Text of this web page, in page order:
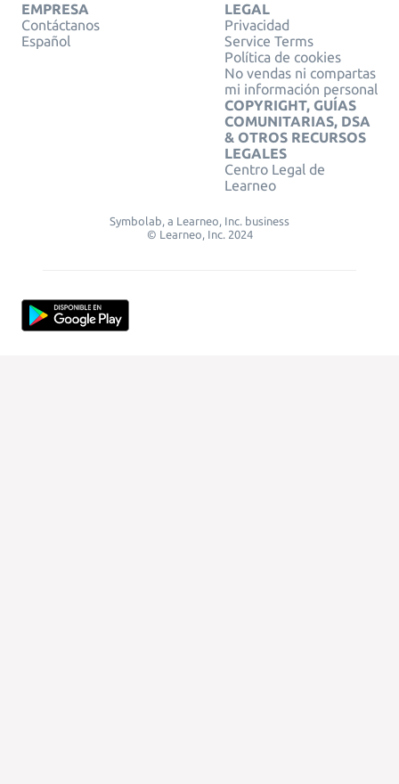
EMPRESA
Contáctanos
Español
LEGAL
Privacidad
Service Terms
Política de cookies
No vendas ni compartas
mi información personal
COPYRIGHT, GUÍAS
COMUNITARIAS, DSA
& OTROS RECURSOS
LEGALES
Centro Legal de
Learneo
Symbolab, a Learneo, Inc. business
© Learneo, Inc. 2024